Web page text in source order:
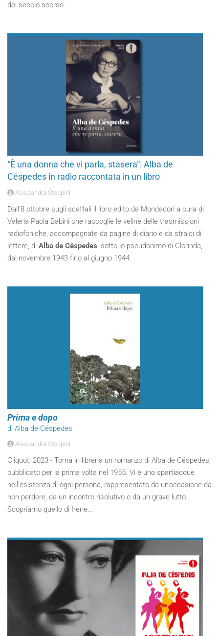
del secolo scorso.
“È una donna che vi parla, stasera”: Alba de
Céspedes in radio raccontata in un libro
Alessandra Stoppini
Dall’8 ottobre sugli scaffali il libro edito da Mondadori a cura di
Valeria Paola Babini che raccoglie le veline delle trasmissioni
radiofoniche, accompagnate da pagine di diario e da stralci di
lettere, di Alba de Céspedes, sotto lo pseudonimo di Clorinda,
dal novembre 1943 fino al giugno 1944.
Prima e dopo
di Alba de Céspedes
Alessandra Stoppini
Cliquot, 2023 - Torna in libreria un romanzo di Alba de Céspedes,
pubblicato per la prima volta nel 1955. Vi è uno spartiacque
nell’esistenza di ogni persona, rappresentato da un’occasione da
non perdere, da un incontro risolutivo o da un grave lutto.
Scopriamo quello di Irene...